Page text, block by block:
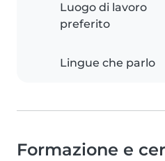
Luogo di lavoro
preferito
Lingue che parlo
Formazione e